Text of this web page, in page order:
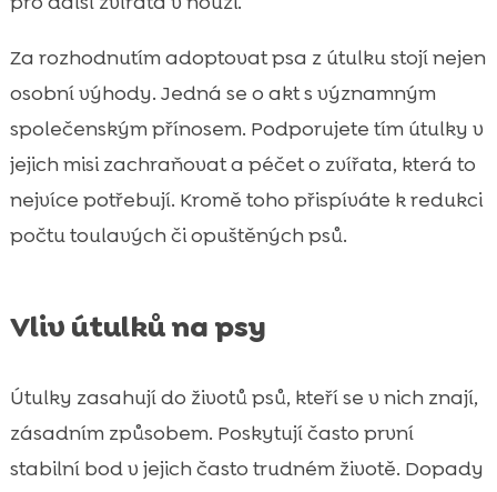
Za rozhodnutím adoptovat psa z útulku stojí nejen
osobní výhody. Jedná se o akt s významným
společenským přínosem. Podporujete tím útulky v
jejich misi zachraňovat a péčet o zvířata, která to
nejvíce potřebují. Kromě toho přispíváte k redukci
počtu toulavých či opuštěných psů.
Vliv útulků na psy
Útulky zasahují do životů psů, kteří se v nich znají,
zásadním způsobem. Poskytují často první
stabilní bod v jejich často trudném životě. Dopady